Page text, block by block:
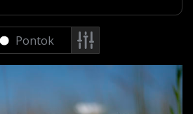
Pontok